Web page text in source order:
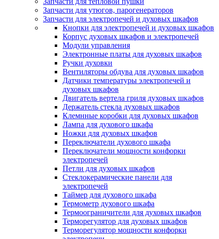
Запчасти для утюгов, парогенераторов
Запчасти для электропечей и духовых шкафов
Кнопки для электропечей и духовых шкафов
Корпус духовых шкафов и электропечей
Модули управления
Электронные платы для духовых шкафов
Ручки духовки
Вентиляторы обдува для духовых шкафов
Датчики температуры электропечей и
духовых шкафов
Двигатель вертела гриля духовых шкафов
Держатель стекла духовых шкафов
Клемнные коробки для духовых шкафов
Лампа для духового шкафа
Ножки для духовых шкафов
Переключатели духового шкафа
Переключатели мощности конфорки
электропечей
Петли для духовых шкафов
Стеклокерамические панели для
электропечей
Таймер для духового шкафа
Термометр духового шкафа
Термоограничители для духовых шкафов
Терморегулятор для духовых шкафов
Терморегулятор мощности конфорки